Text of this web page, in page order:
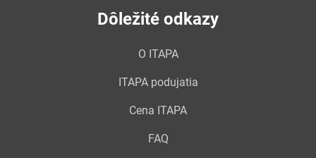
Dôležité odkazy
O ITAPA
ITAPA podujatia
Cena ITAPA
FAQ